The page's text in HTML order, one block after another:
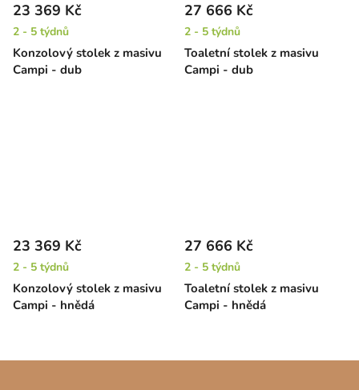
Konzolový stolek z masivu
Campi - dub
23 369 Kč
2 - 5 týdnů
Toaletní stolek z masivu
Campi - dub
27 666 Kč
2 - 5 týdnů
Konzolový stolek z masivu
Campi - hnědá
23 369 Kč
2 - 5 týdnů
Toaletní stolek z masivu
Campi - hnědá
27 666 Kč
2 - 5 týdnů